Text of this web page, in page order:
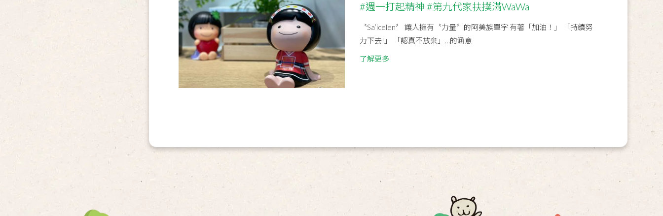
#週一打起精神 #第九代家扶撲滿WaWa
〝Sa’icelen〞 讓人擁有〝力量〞的阿美族單字 有著「加油！」 「持續努
力下去!」 「認真不放棄」…的涵意
了解更多